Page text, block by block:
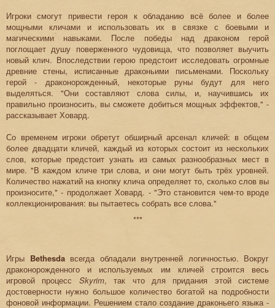
Игроки смогут привести героя к обладанию всё более и более
мощными кличами и использовать их в связке с боевыми и
магическими навыками. После победы над драконом герой
поглощает душу поверженного чудовища, что позволяет выучить
новый клич. Впоследствии герою предстоит исследовать огромные
древние стены, исписанные драконьими письменами. Поскольку
герой - драконорожденный, некоторые руны будут для него
выделяться. "Они составляют слова силы, и, научившись их
правильно произносить, вы сможете добиться мощных эффектов," -
рассказывает Ховард.
Со временем игроки обретут обширный арсенал кличей: в общем
более двадцати кличей, каждый из которых состоит из нескольких
слов, которые предстоит узнать из самых разнообразных мест в
мире. "В каждом кличе три слова, и они могут быть трёх уровней.
Количество нажатий на кнопку клича определяет то, сколько слов вы
произносите," - продолжает Ховард. - "Это становится чем-то вроде
коллекционирования: вы пытаетесь собрать все слова."
***
Игры Bethesdaвсегда обладали внутренней логичностью. Вокруг
драконорожденного и используемых им кличей строится весь
игровой процесс Skyrim, так что для придания этой системе
достоверности нужно большое количество богатой на подробности
фоновой информации. Решением стало создание драконьего языка -